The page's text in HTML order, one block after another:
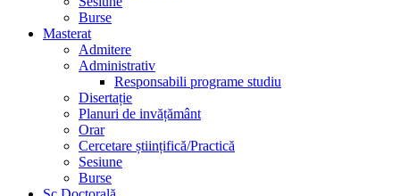
Burse
Masterat
Admitere
Administrativ
Responsabili programe studiu
Disertație
Planuri de invățământ
Orar
Cercetare științifică/Practică
Sesiune
Burse